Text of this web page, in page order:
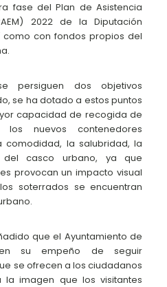
fase del Plan de Asistencia
2022 de la Diputación
como con fondos propios del
persiguen dos objetivos
se ha dotado a estos puntos
capacidad de recogida de
nuevos contenedores
comodidad, la salubridad, la
casco urbano, ya que
provocan un impacto visual
soterrados se encuentran
que el Ayuntamiento de
en su empeño de seguir
se ofrecen a los ciudadanos
imagen que los visitantes